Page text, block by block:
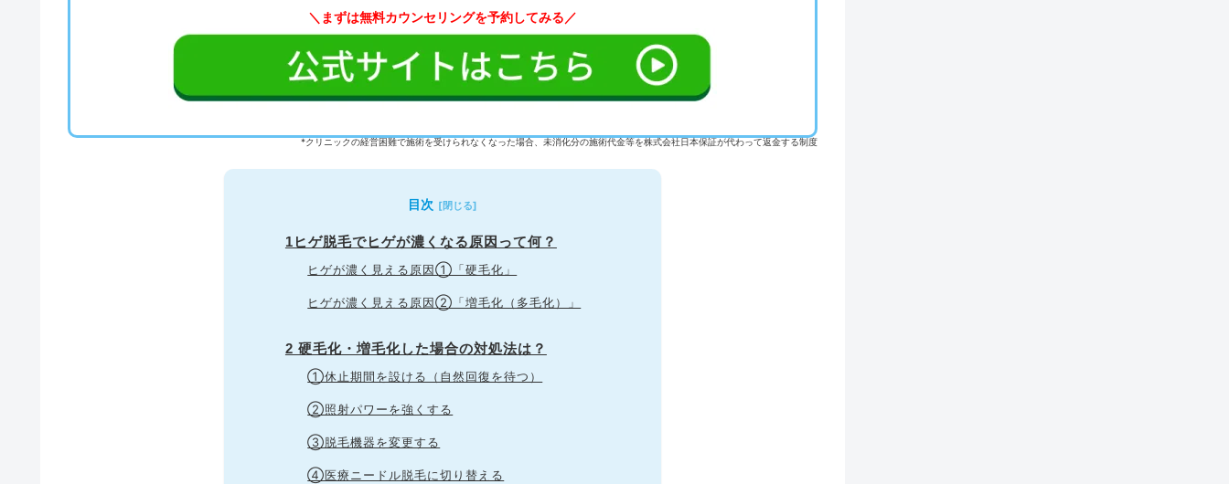
＼まずは無料カウンセリングを予約してみる／
*クリニックの経営困難で施術を受けられなくなった場合、未消化分の施術代金等を株式会社日本保証が代わって返金する制度
目次
1ヒゲ脱毛でヒゲが濃くなる原因って何？
ヒゲが濃く見える原因①「硬毛化」
ヒゲが濃く見える原因②「増毛化（多毛化）」
2 硬毛化・増毛化した場合の対処法は？
①休止期間を設ける（自然回復を待つ）
②照射パワーを強くする
③脱毛機器を変更する
④医療ニードル脱毛に切り替える